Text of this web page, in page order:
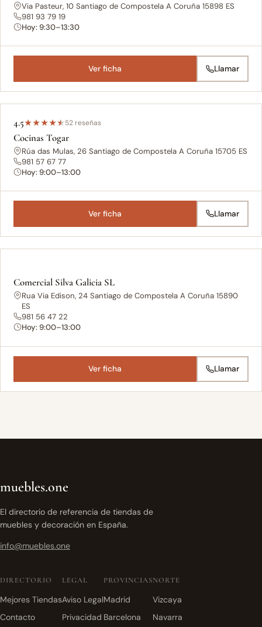
Via Pasteur, 10 Santiago de Compostela A Coruña 15898 ES
981 93 79 19
Hoy: 9:30–13:30
Ver ficha Llamar
4.5★★★★★52 reseñas
Cocinas Togar
Rúa das Mulas, 26 Santiago de Compostela A Coruña 15705 ES
981 57 67 77
Hoy: 9:00–13:00
Ver ficha Llamar
Comercial Silva Galicia SL
Rua Via Edison, 24 Santiago de Compostela A Coruña 15890
ES
981 56 47 22
Hoy: 9:00–13:00
Ver ficha Llamar
muebles.one
El directorio de referencia de tiendas de
muebles y decoración en España.
info@muebles.one
DIRECTORIO
Mejores Tiendas
Contacto
LEGAL
Aviso Legal
Privacidad
PROVINCIAS
Madrid
Barcelona
NORTE
Vizcaya
Navarra